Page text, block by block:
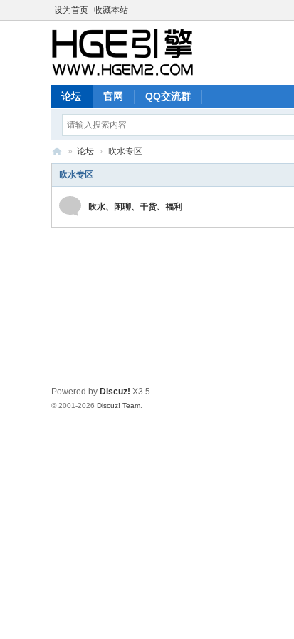
设为首页 收藏本站
论坛 官网 QQ交流群
H
E
» 论坛 › 吹水专区
吹水专区
吹水、闲聊、干货、福利
Powered by Discuz! X3.5
© 2001-2026 Discuz! Team